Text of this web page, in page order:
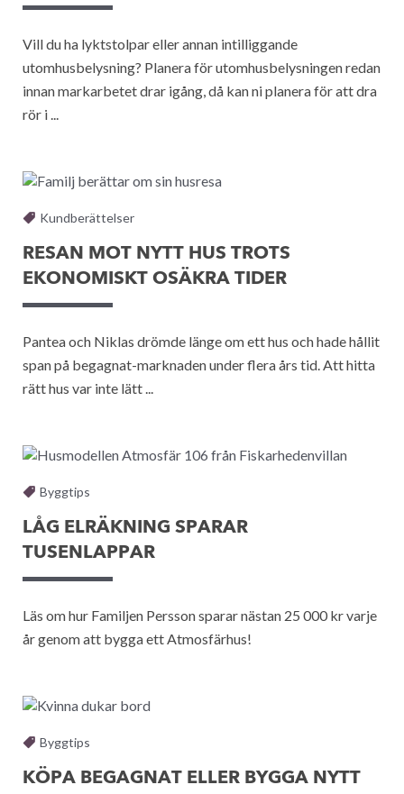
Vill du ha lyktstolpar eller annan intilliggande
utomhusbelysning? Planera för utomhusbelysningen redan
innan markarbetet drar igång, då kan ni planera för att dra
rör i ...
Kundberättelser
RESAN MOT NYTT HUS TROTS
EKONOMISKT OSÄKRA TIDER
Pantea och Niklas drömde länge om ett hus och hade hållit
span på begagnat-marknaden under flera års tid. Att hitta
rätt hus var inte lätt ...
Byggtips
LÅG ELRÄKNING SPARAR
TUSENLAPPAR
Läs om hur Familjen Persson sparar nästan 25 000 kr varje
år genom att bygga ett Atmosfärhus!
Byggtips
KÖPA BEGAGNAT ELLER BYGGA NYTT